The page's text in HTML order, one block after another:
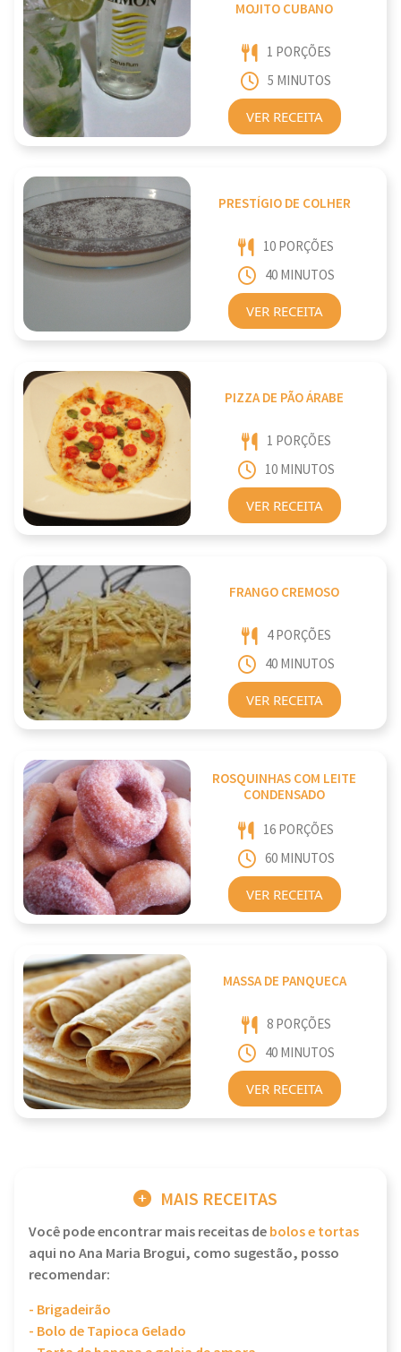
MOJITO CUBANO
1 PORÇÕES
5 MINUTOS
VER RECEITA
PRESTÍGIO DE COLHER
10 PORÇÕES
40 MINUTOS
VER RECEITA
PIZZA DE PÃO ÁRABE
1 PORÇÕES
10 MINUTOS
VER RECEITA
FRANGO CREMOSO
4 PORÇÕES
40 MINUTOS
VER RECEITA
ROSQUINHAS COM LEITE
CONDENSADO
16 PORÇÕES
60 MINUTOS
VER RECEITA
MASSA DE PANQUECA
8 PORÇÕES
40 MINUTOS
VER RECEITA
MAIS RECEITAS
Você pode encontrar mais receitas debolos e tortas
aqui no Ana Maria Brogui, como sugestão, posso
recomendar:
- Brigadeirão
- Bolo de Tapioca Gelado